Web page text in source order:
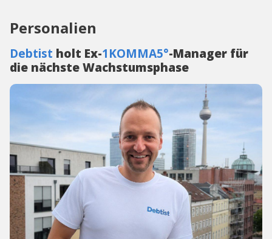
Personalien
Debtist holt Ex-1KOMMA5°-Manager für
die nächste Wachstumsphase